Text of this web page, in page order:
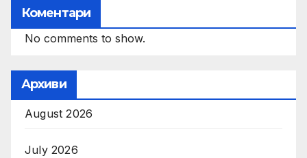
Коментари
No comments to show.
Архиви
August 2026
July 2026